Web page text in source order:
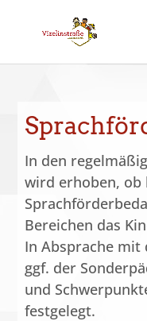
In den
wird erhoben, ob
Bereichen das
In Absprache
ggf. der
und
festgelegt.